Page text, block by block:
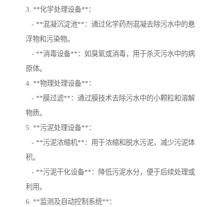
3. **化学处理设备**：
- **混凝沉淀池**：通过化学药剂混凝去除污水中的悬
浮物和污染物。
- **消毒设备**：如臭氧或消毒，用于杀灭污水中的病
原体。
4. **物理处理设备**：
- **膜过滤**：通过膜技术去除污水中的小颗粒和溶解
物质。
5. **污泥处理设备**：
- **污泥浓缩机**：用于浓缩和脱水污泥，减少污泥体
积。
- **污泥干化设备**：降低污泥水分，便于后续处理或
利用。
6. **监测及自动控制系统**：